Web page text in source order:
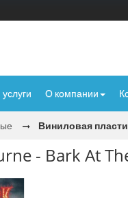
О компании
Виниловая
- Bark At